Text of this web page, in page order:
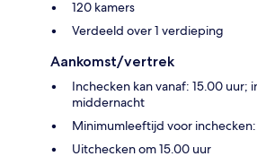
120 kamers
Verdeeld over 1 verdieping
Aankomst/vertrek
Inchecken kan vanaf: 15.00 uur;
middernacht
Minimumleeftijd voor inchecken:
Uitchecken om 15.00 uur